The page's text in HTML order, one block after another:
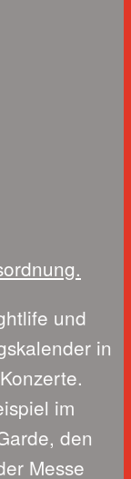
und
in
im
den
Messe